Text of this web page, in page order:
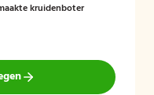
kruidenboter